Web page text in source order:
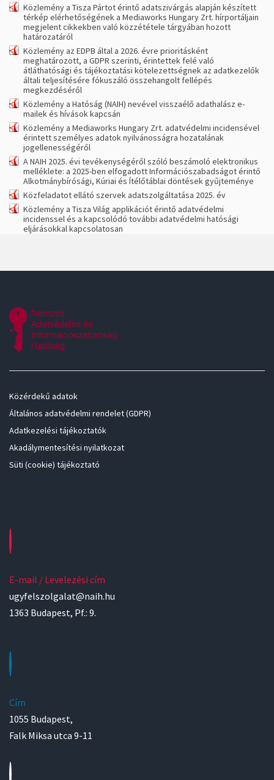
Közlemény a Tisza Pártot érintő adatszivárgás alapján készített
térkép elérhetőségének a Mediaworks Hungary Zrt. hírportáljain
megjelent cikkekben való közzététele tárgyában hozott
határozatáról
Közlemény az EDPB által a 2026. évre prioritásként
meghatározott, a GDPR szerinti, érintettek felé való
átláthatósági és tájékoztatási kötelezettségnek az adatkezelők
általi teljesítésére fókuszáló összehangolt fellépés
megkezdéséről
Közlemény a Hatóság (NAIH) nevével visszaélő adathalász e-
mailek és hívások kapcsán
Közlemény a Mediaworks Hungary Zrt. adatvédelmi incidensével
érintett személyes adatok nyilvánosságra hozatalának
jogellenességéről
A NAIH 2025. évi tevékenységéről szóló beszámoló elektronikus
melléklete: a 2025-ben elfogadott Információszabadságot érintő
Alkotmánybírósági, Kúriai és Ítélőtáblai döntések gyűjteménye
Közfeladatot ellátó szervek adatszolgáltatása 2025. év
Közlemény a Tisza Világ applikációt érintő adatvédelmi
incidenssel és a kapcsolódó további adatvédelmi hatósági
eljárásokkal kapcsolatosan
Közérdekű adatok
Általános adatvédelmi rendelet (GDPR)
Adatkezelési tájékoztatók
Akadálymentesítési nyilatkozat
Süti (cookie) tájékoztató
E-mail / Levelezési cím
ugyfelszolgalat@naih.hu
1363 Budapest, Pf.: 9.
Cím
1055 Budapest,
Falk Miksa utca 9-11